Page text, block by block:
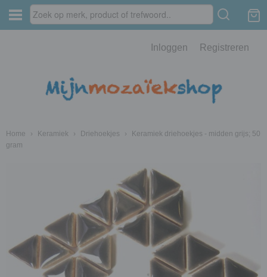
Inloggen Registreren
Home › Keramiek › Driehoekjes ›
Keramiek driehoekjes - midden grijs; 50
gram